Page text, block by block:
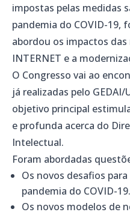
impostas pelas medidas
pandemia do COVID-
abordou os impactos
INTERNET e a
O Congresso vai ao
já realizadas pelo GEDAI/
objetivo principal
e profunda acerca do
Intelectual.
Foram abordadas
Os novos desafios
pandemia do COVID-19.
Os novos modelos de